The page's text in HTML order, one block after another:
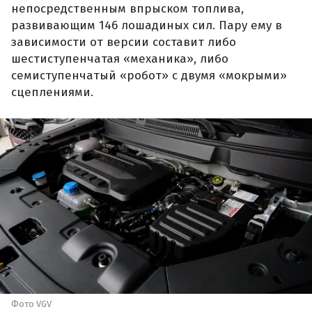
непосредственным впрыском топлива,
развивающим 146 лошадиных сил. Пару ему в
зависимости от версии составит либо
шестиступенчатая «механика», либо
семиступенчатый «робот» с двумя «мокрыми»
сцеплениями.
Фото VGV